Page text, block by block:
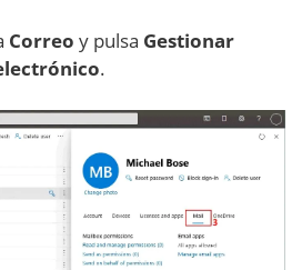
Correo y pulsa Gestionar
.